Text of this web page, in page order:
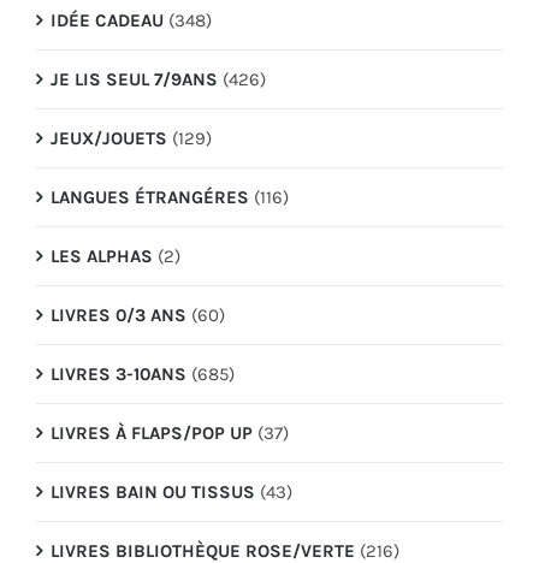
IDÉE CADEAU (348)
JE LIS SEUL 7/9ANS (426)
JEUX/JOUETS (129)
LANGUES ÉTRANGÉRES (116)
LES ALPHAS (2)
LIVRES 0/3 ANS (60)
LIVRES 3-10ANS (685)
LIVRES À FLAPS/POP UP (37)
LIVRES BAIN OU TISSUS (43)
LIVRES BIBLIOTHÈQUE ROSE/VERTE (216)